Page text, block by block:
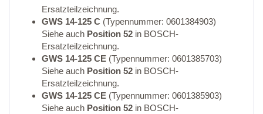
Ersatzteilzeichnung.
GWS 14-125 C (Typennummer: 0601384903)
Siehe auch Position 52 in BOSCH-
Ersatzteilzeichnung.
GWS 14-125 CE (Typennummer: 0601385703)
Siehe auch Position 52 in BOSCH-
Ersatzteilzeichnung.
GWS 14-125 CE (Typennummer: 0601385903)
Siehe auch Position 52 in BOSCH-